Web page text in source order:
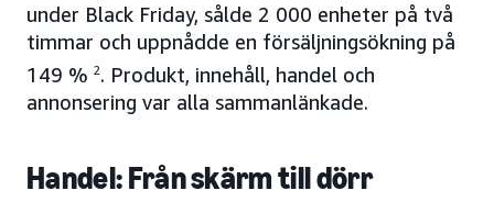
under Black Friday, sålde 2 000 enheter på två
timmar och uppnådde en försäljningsökning på
149 % 2. Produkt, innehåll, handel och
annonsering var alla sammanlänkade.
Handel: Från skärm till dörr